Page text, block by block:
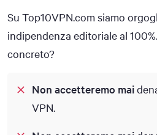
Su Top10VPN.com siamo
indipendenza editoriale al
concreto?
Non accetteremo mai
VPN.